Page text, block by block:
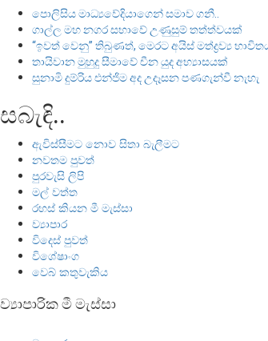
පොලිසිය මාධ්‍යවේදියාගෙන් සමාව ගනී..
ගාල්ල මහ නගර සභාවේ උණුසුම් තත්ත්වයක්
“ඉවත් වෙනු” තිබුණත්, මෙරට අයිස් මත්ද්‍රව්‍ය
තායිවාන මුහුදු සීමාවේ චීන යුද අභ්‍යාසයක්
සුනාමි දුම්රිය එන්ජිම අද උදෑසන පණගැන්වී නැහැ
සබැඳි..
ඇවිස්සීමට නොව සිතා බැලීමට
නවතම පුවත්
පුරවැසි ලිපි
මල් වත්ත
රහස් කියන මී මැස්සා
ව්‍යාපාර
විදෙස් පුවත්
විශේෂාංග
වෙබ් කතුවැකිය
ව්‍යාපාරික මී මැස්සා